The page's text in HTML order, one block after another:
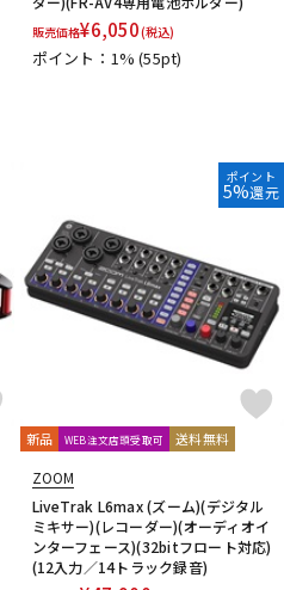
販売価格¥6,050(税込)
ポイント：1%(55pt)
ポイント
5%還元
新品 WEB注文店頭受取可 送料無料
ZOOM
LiveTrak L6max (ズーム)(デジタル
ミキサー)(レコーダー)(オーディオイ
ンターフェース)(32bitフロート対応)
(12入力／14トラック録音)